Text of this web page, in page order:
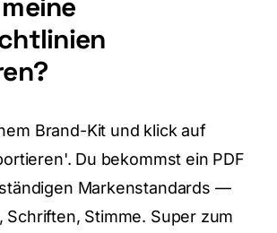
Brand-Kit und klick auf
Du bekommst ein PDF
Markenstandards —
Schriften, Stimme. Super zum